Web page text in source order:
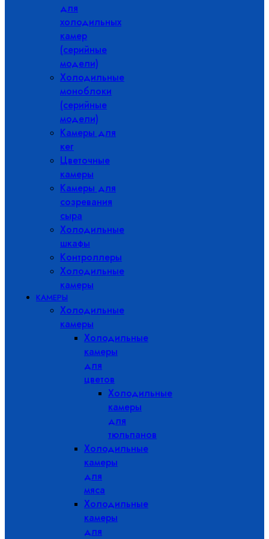
для
холодильных
камер
(серийные
модели)
Холодильные
моноблоки
(серийные
модели)
Камеры для
кег
Цветочные
камеры
Камеры для
созревания
сыра
Холодильные
шкафы
Контроллеры
Холодильные
камеры
КАМЕРЫ
Холодильные
камеры
Холодильные
камеры
для
цветов
Холодильные
камеры
для
тюльпанов
Холодильные
камеры
для
мяса
Холодильные
камеры
для